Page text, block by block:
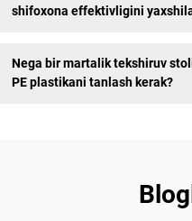
shifoxona effektivligini
Nega bir martalik tekshiruv
PE plastikani tanlash kerak?